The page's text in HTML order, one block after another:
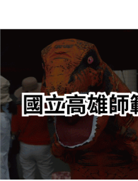
轉
要
內
容